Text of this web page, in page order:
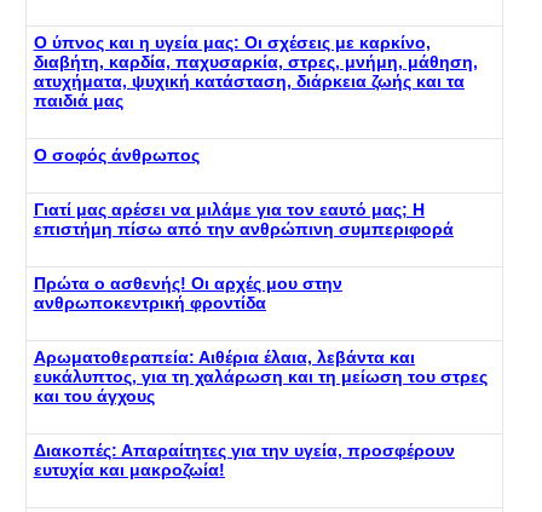
Ο ύπνος και η υγεία μας: Οι σχέσεις με καρκίνο,
διαβήτη, καρδία, παχυσαρκία, στρες, μνήμη, μάθηση,
ατυχήματα, ψυχική κατάσταση, διάρκεια ζωής και τα
παιδιά μας
Ο σοφός άνθρωπος
Γιατί μας αρέσει να μιλάμε για τον εαυτό μας; Η
επιστήμη πίσω από την ανθρώπινη συμπεριφορά
Πρώτα ο ασθενής! Οι αρχές μου στην
ανθρωποκεντρική φροντίδα
Αρωματοθεραπεία: Αιθέρια έλαια, λεβάντα και
ευκάλυπτος, για τη χαλάρωση και τη μείωση του στρες
και του άγχους
Διακοπές: Απαραίτητες για την υγεία, προσφέρουν
ευτυχία και μακροζωία!